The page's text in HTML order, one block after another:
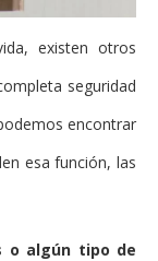
existen otros
seguridad
encontrar
esa función, las
o algún tipo de